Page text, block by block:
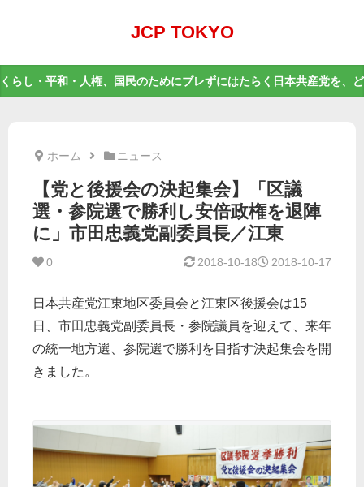
JCP TOKYO
くらし・平和・人権、国民のためにブレずにはたらく日本共産党を、
ホーム ニュース
【党と後援会の決起集会】「区議
選・参院選で勝利し安倍政権を退陣
に」市田忠義党副委員長／江東
0 2018-10-17
2018-10-18
日本共産党江東地区委員会と江東区後援会は15
日、市田忠義党副委員長・参院議員を迎えて、来年
の統一地方選、参院選で勝利を目指す決起集会を開
きました。